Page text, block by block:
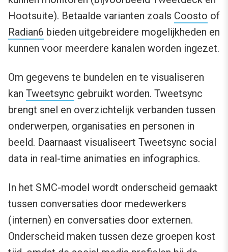
Hootsuite). Betaalde varianten zoals Coosto of
Radian6 bieden uitgebreidere mogelijkheden en
kunnen voor meerdere kanalen worden ingezet.
Om gegevens te bundelen en te visualiseren
kan Tweetsync gebruikt worden. Tweetsync
brengt snel en overzichtelijk verbanden tussen
onderwerpen, organisaties en personen in
beeld. Daarnaast visualiseert Tweetsync social
data in real-time animaties en infographics.
In het SMC-model wordt onderscheid gemaakt
tussen conversaties door medewerkers
(internen) en conversaties door externen.
Onderscheid maken tussen deze groepen kost